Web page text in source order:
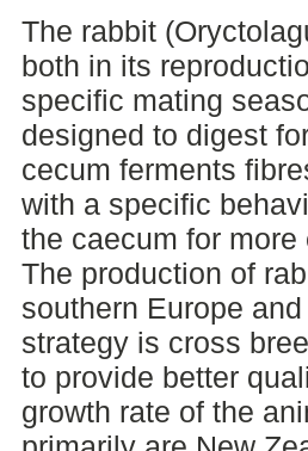
The rabbit
both in its
specific mating
designed to digest
cecum ferments
with a specific
the caecum for
The production of
southern Europe
strategy is cross
to provide better
growth rate of the